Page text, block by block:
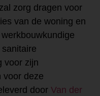
zal zorg dragen voor
van de woning en
voor zijn
voor deze
door Van der